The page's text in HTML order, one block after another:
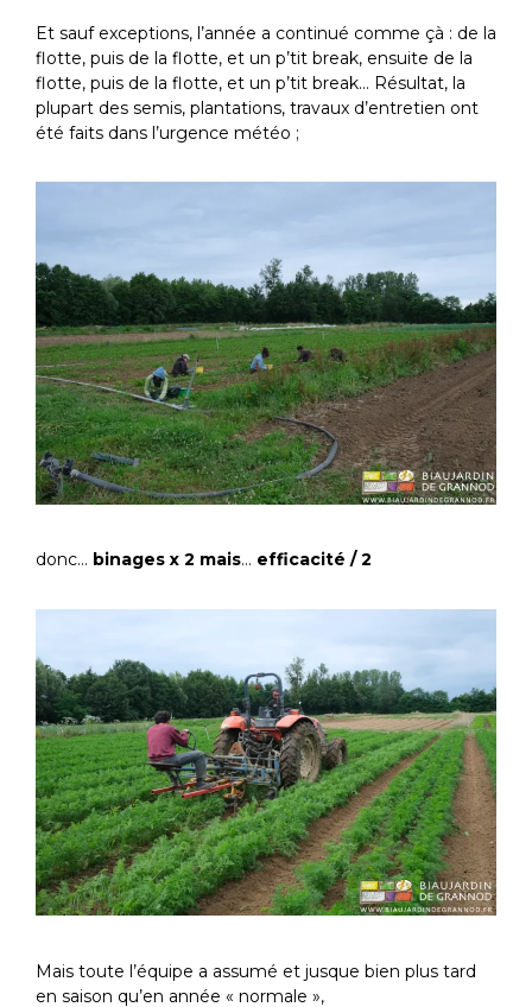
Et sauf exceptions, l’année a continué comme çà : de la
flotte, puis de la flotte, et un p’tit break, ensuite de la
flotte, puis de la flotte, et un p’tit break… Résultat, la
plupart des semis, plantations, travaux d’entretien ont
été faits dans l’urgence météo ;
donc… binages x 2 mais… efficacité / 2
Mais toute l’équipe a assumé et jusque bien plus tard
en saison qu’en année « normale »,